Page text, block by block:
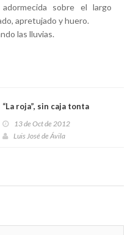
sobre el largo
apretujado y huero.
las lluvias.
“La roja”, sin caja tonta
13 de Oct de 2012
Luis José de Ávila